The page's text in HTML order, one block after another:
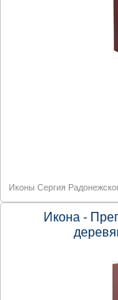
Иконы Сергия
Икона -